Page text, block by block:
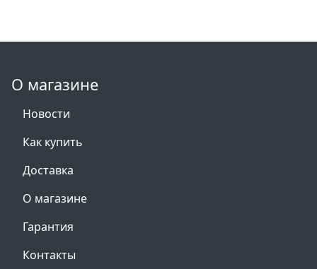
О магазине
Новости
Как купить
Доставка
О магазине
Гарантия
Контакты